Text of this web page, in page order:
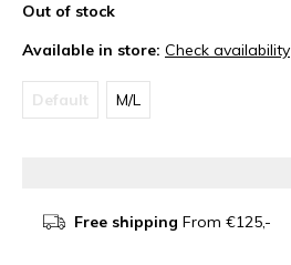
Out of stock
Available in store: Check availability
Default M/L
Free shipping From €125,-